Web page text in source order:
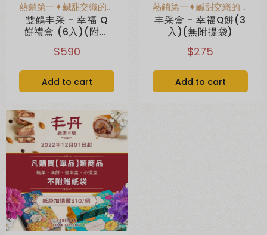
全新亮相 綜合口味 一口鳳梨酥新上市🍍
熱銷第一✦鹹甜交織的幸福感
雙鶴丰采 - 幸福 Q
餅禮盒 (6入)(附提
$590
Add to cart
熱銷第一✦鹹甜交織的幸福感
丰采盒 - 幸福Q餅(3
入)(無附提袋)
$275
Add to cart